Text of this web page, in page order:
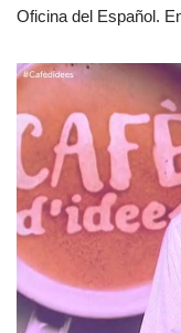
Oficina del Español.